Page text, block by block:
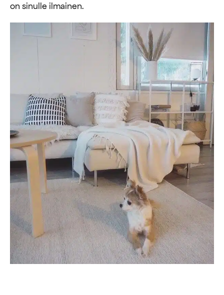
on sinulle ilmainen.